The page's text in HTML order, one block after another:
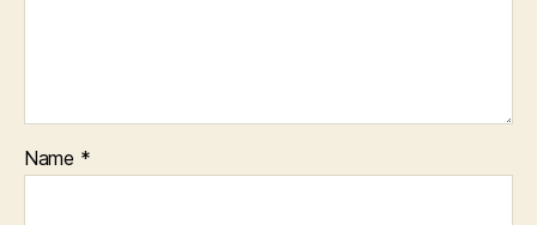
Name *